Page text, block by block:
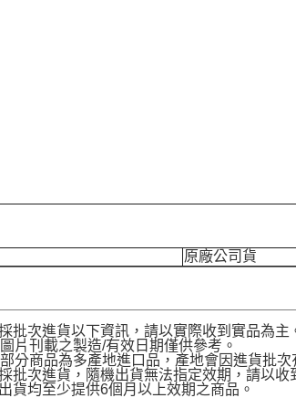
原廠公司貨
批次進貨以下資訊，請以實際收到實品為主
刊載之製造/有效日期僅供參考。
商品為多產地進口品，產地會因進貨批次
批次進貨，隨機出貨無法指定效期，請以收
貨均至少提供6個月以上效期之商品。